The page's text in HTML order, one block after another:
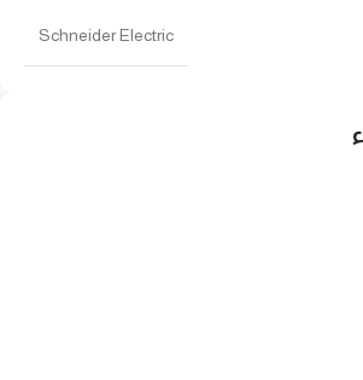
Schneider Electric